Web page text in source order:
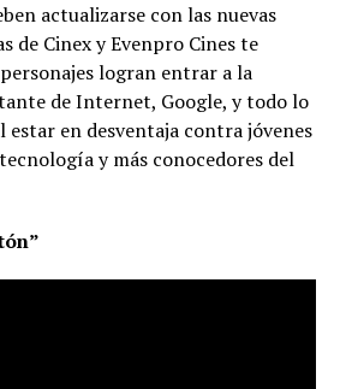
actualizarse con las nuevas
de Cinex y Evenpro Cines te
logran entrar a la
de Internet, Google, y todo lo
estar en desventaja contra jóvenes
y más conocedores del